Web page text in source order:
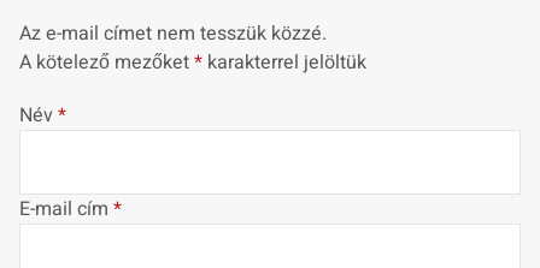
Az e-mail címet nem tesszük közzé.
A kötelező mezőket* karakterrel jelöltük
Név*
E-mail cím *